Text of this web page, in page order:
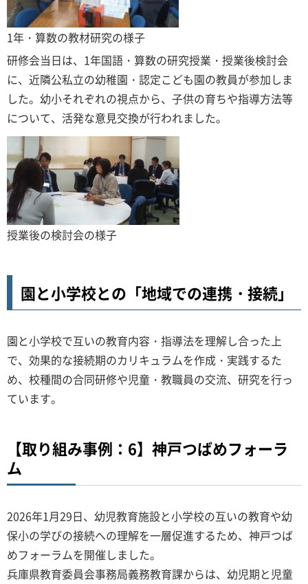
1年・算数の教材研究の様子
研修会当日は、1年国語・算数の研究授業・授業後検討会
に、近隣公私立の幼稚園・認定こども園の教員が参加しま
した。幼小それぞれの視点から、子供の育ちや指導方法等
について、活発な意見交換が行われました。
授業後の検討会の様子
園と小学校との「地域での連携・接続」
園と小学校で互いの教育内容・指導法を理解し合った上
で、効果的な接続期のカリキュラムを作成・実践するた
め、校種間の合同研修や児童・教職員の交流、研究を行っ
ています。
【取り組み事例：6】神戸つばめフォーラ
ム
2026年1月29日、幼児教育施設と小学校の互いの教育や幼
保小の学びの接続への理解を一層促進するため、神戸つば
めフォーラムを開催しました。
兵庫県教育委員会事務局義務教育課からは、幼児期と児童